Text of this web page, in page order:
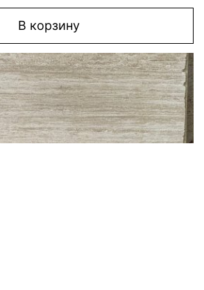
В корзину